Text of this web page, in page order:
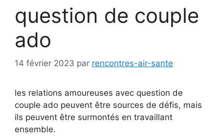
question de couple
ado
14 février 2023 par rencontres-air-sante
les relations amoureuses avec question de
couple ado peuvent être sources de défis, mais
ils peuvent être surmontés en travaillant
ensemble.